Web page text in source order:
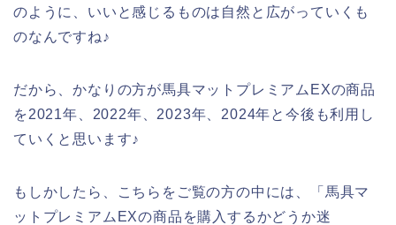
のように、いいと感じるものは自然と広がっていくも
のなんですね♪
だから、かなりの方が馬具マットプレミアムEXの商品
を2021年、2022年、2023年、2024年と今後も利用し
ていくと思います♪
もしかしたら、こちらをご覧の方の中には、「馬具マ
ットプレミアムEXの商品を購入するかどうか迷